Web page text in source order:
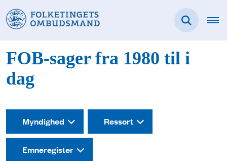
FOB-sager fra 1980 til i
dag
Myndighed Ressort
Emneregister